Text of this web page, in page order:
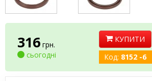
316 грн.
сьогодні
КУПИТИ
Код: 8152 -6